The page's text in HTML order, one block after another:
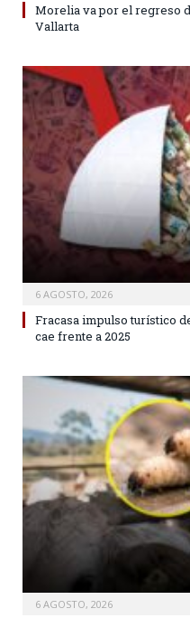
Morelia va por el regreso
Vallarta
6 AGOSTO, 2026
Fracasa impulso turístico
cae frente a 2025
6 AGOSTO, 2026